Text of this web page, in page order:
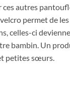
autres
permet de
celles-ci
bambin. Un
petites sœurs.